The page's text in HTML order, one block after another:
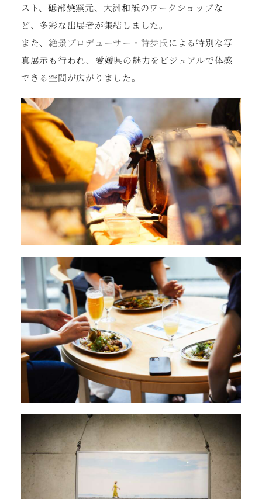
スト、砥部焼窯元、大洲和紙のワークショップな
ど、多彩な出展者が集結しました。
また、 絶景プロデューサー・詩歩氏による特別な写
真展示も行われ、愛媛県の魅力をビジュアルで体感
できる空間が広がりました。